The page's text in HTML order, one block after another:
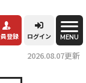
登録 ログイン MENU
2026.08.07更新